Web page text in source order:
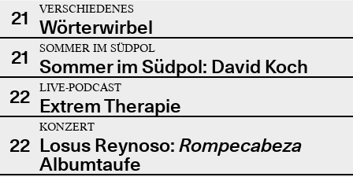
21
VERSCHIEDENES
Wörterwirbel
21
SOMMER IM SÜDPOL
Sommer im Südpol: David Koch
22
LIVE-PODCAST
Extrem Therapie
22
KONZERT
Losus Reynoso: Rompecabeza
Albumtaufe